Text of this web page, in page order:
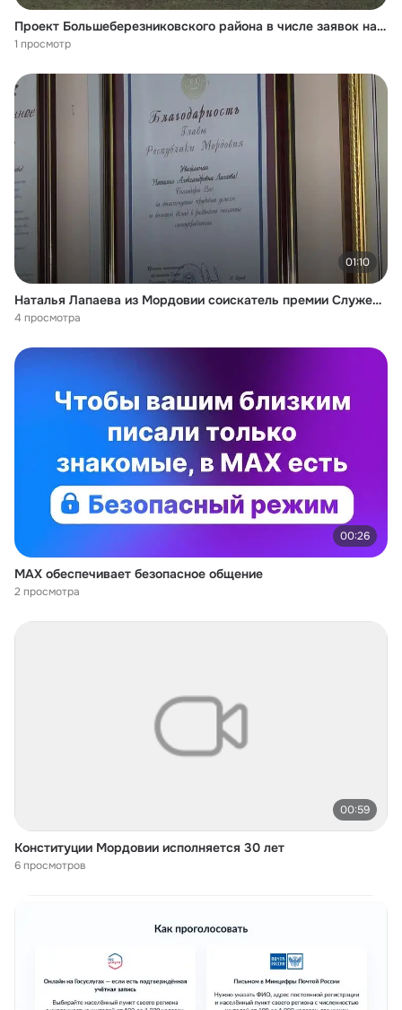
Проект Большеберезниковского района в числе заявок на соискание премии Служение
1 просмотр
01:10
Наталья Лапаева из Мордовии соискатель премии Служение
4 просмотра
00:26
MAX обеспечивает безопасное общение
2 просмотра
00:59
Конституции Мордовии исполняется 30 лет
6 просмотров